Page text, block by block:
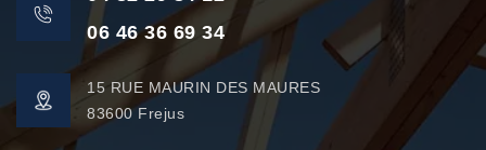
06 46 36 69 34
15 RUE MAURIN DES MAURES
83600 Frejus